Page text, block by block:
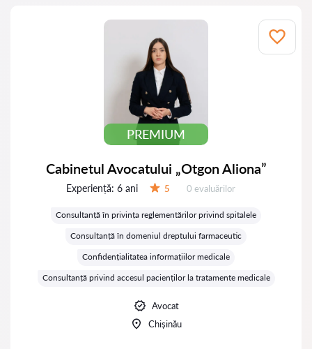
PREMIUM
Cabinetul Avocatului „Otgon Aliona”
Experiență: 6 ani 5 Evaluărilor:
0 evaluărilor
Consultanță în privința reglementărilor privind spitalele
Consultanță în domeniul dreptului farmaceutic
Confidențialitatea informațiilor medicale
Consultanță privind accesul pacienților la tratamente medicale
Avocat
Chișinău